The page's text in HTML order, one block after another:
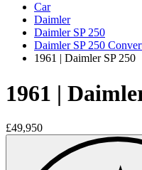
Car
Daimler
Daimler SP 250
Daimler SP 250
1961 | Daimler SP 250
1961 |
£49,950